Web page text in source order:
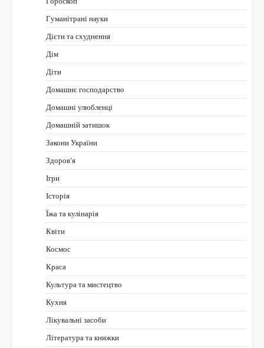
Гуманітрані науки
Дієти та схуднення
Дім
Діти
Домашнє господарство
Домашні улюбленці
Домашній затишок
Закони України
Здоров'я
Ігри
Історія
Їжа та кулінарія
Квіти
Космос
Краса
Культура та мистецтво
Кухня
Лікувальні засоби
Література та книжки